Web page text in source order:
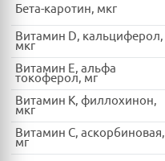
Бета-каротин, мкг
Витамин D, кальциферол,
мкг
Витамин E, альфа
токоферол, мг
Витамин K, филлохинон,
мкг
Витамин C, аскорбиновая,
мг